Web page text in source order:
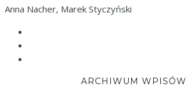
Anna Nacher, Marek Styczyński
ARCHIWUM WPISÓW